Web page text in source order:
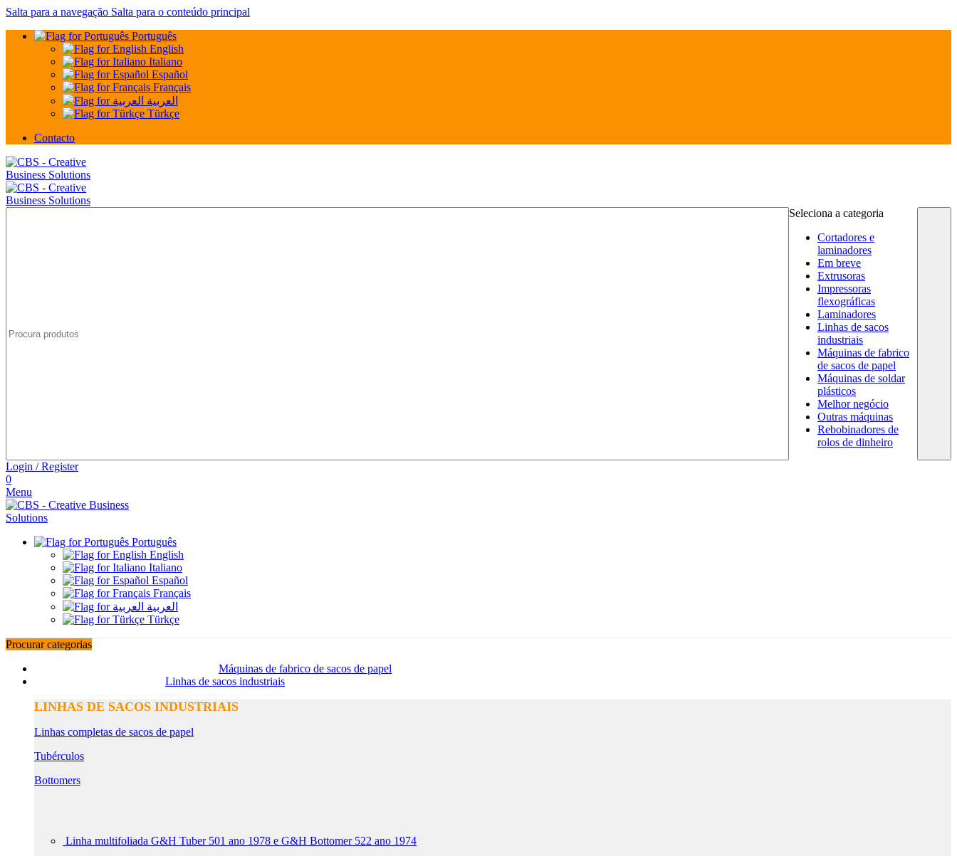
Salta para a navegação Salta para o conteúdo principal
Português
English
Italiano
Español
Français
العربية
Türkçe
Contacto
Seleciona a categoria
Cortadores e
laminadores
Em breve
Extrusoras
Impressoras
flexográficas
Laminadores
Linhas de sacos
industriais
Máquinas de fabrico
de sacos de papel
Máquinas de soldar
plásticos
Melhor negócio
Outras máquinas
Rebobinadores de
rolos de dinheiro
Login / Register
0
Menu
Português
English
Italiano
Español
Français
العربية
Türkçe
Procurar categorias
Máquinas de fabrico de sacos de papel
Linhas de sacos industriais
LINHAS DE SACOS INDUSTRIAIS
Linhas completas de sacos de papel
Tubérculos
Bottomers
Linha multifoliada G&H Tuber 501 ano 1978 e G&H Bottomer 522 ano 1974